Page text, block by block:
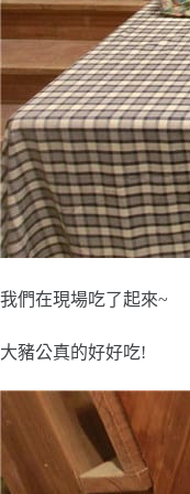
我們在現場吃了起來~
大豬公真的好好吃!